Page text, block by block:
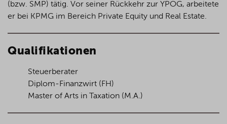
(bzw. SMP) tätig. Vor seiner Rückkehr zur YPOG, arbeitete
er bei KPMG im Bereich Private Equity und Real Estate.
Qualifikationen
Steuerberater
Diplom-Finanzwirt (FH)
Master of Arts in Taxation (M.A.)